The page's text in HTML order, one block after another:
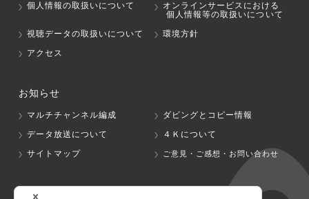
個人情報の取扱いについて
オンラインサービスにおける
個人情報等の取扱いについて
視聴データの取扱いについて
環境方針
アクセス
お知らせ
マルチチャンネル編成
ダビングとコピー情報
データ放送について
４Ｋについて
サイトマップ
ご意見・ご感想・お問い合わせ
グループ会社